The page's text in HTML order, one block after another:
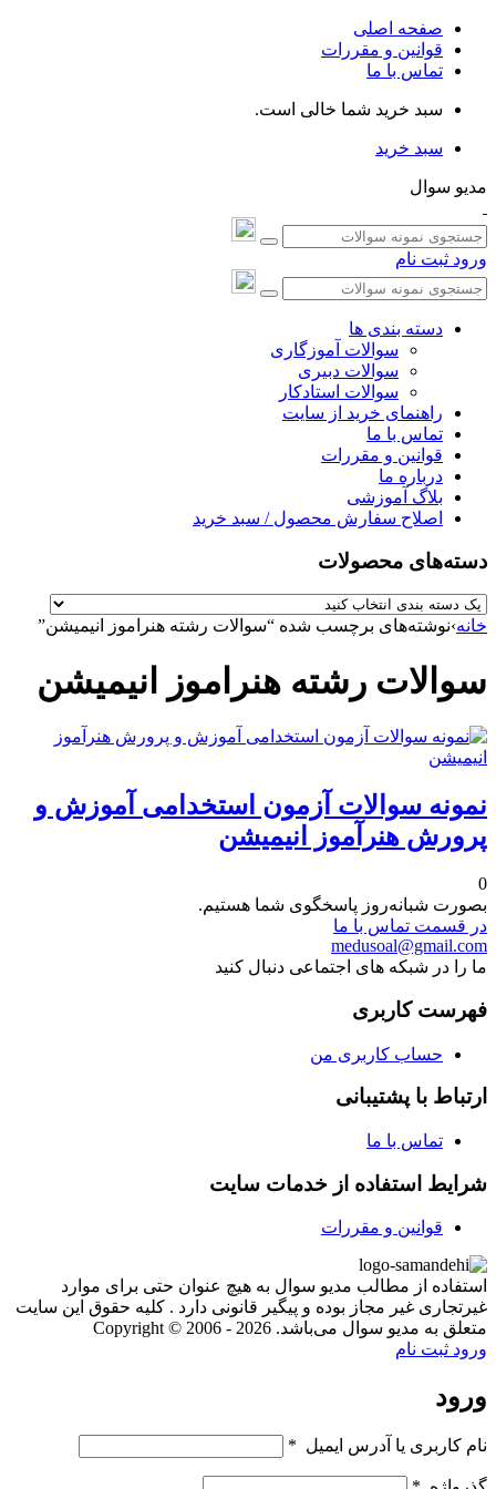
صفحه اصلی
قوانین و مقررات
تماس با ما
سبد خرید شما خالی است.
سبد خرید
مدیو سوال
ورود ثبت نام
دسته بندی ها
سوالات آموزگاری
سوالات دبیری
سوالات استادکار
راهنمای خرید از سایت
تماس با ما
قوانین و مقررات
درباره ما
بلاگ آموزشی
اصلاح سفارش محصول / سبد خرید
دسته‌های محصولات
خانه›نوشته‌های برچسب شده “سوالات رشته هنراموز انیمیشن”
سوالات رشته هنراموز انیمیشن
نمونه سوالات آزمون استخدامی آموزش و
پرورش هنرآموز انیمیشن
0
بصورت شبانه‌روز پاسخگوی شما هستیم.
در قسمت تماس با ما
medusoal@gmail.com
ما را در شبکه های اجتماعی دنبال کنید
فهرست کاربری
حساب کاربری من
ارتباط با پشتیبانی
تماس با ما
شرایط استفاده از خدمات سایت
قوانین و مقررات
استفاده از مطالب مدیو سوال به هیچ عنوان حتی برای موارد
غیرتجاری غیر مجاز بوده و پیگیر قانونی دارد . کلیه حقوق این سایت
متعلق به مدیو سوال می‌باشد. Copyright © 2006 - 2026
ورود ثبت نام
ورود
نام کاربری یا آدرس ایمیل *